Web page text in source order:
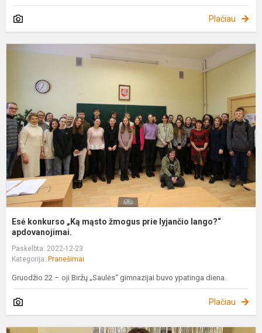
Plačiau
Esė konkurso „Ką mąsto žmogus prie lyjančio lango?“
apdovanojimai.
Paskelbta: 2022-12-23
Kategorija: Pranešimai
Gruodžio 22 – oji Biržų „Saulės“ gimnazijai buvo ypatinga diena.
Plačiau